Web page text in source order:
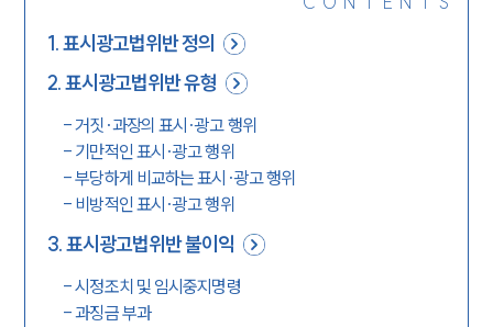
1.표시광고법위반 정의
2.표시광고법위반 유형
-거짓·과장의 표시·광고 행위
- 기만적인 표시·광고 행위
-부당하게 비교하는 표시·광고 행위
- 비방적인 표시·광고 행위
3.표시광고법위반 불이익
-시정조치 및 임시중지명령
-과징금 부과